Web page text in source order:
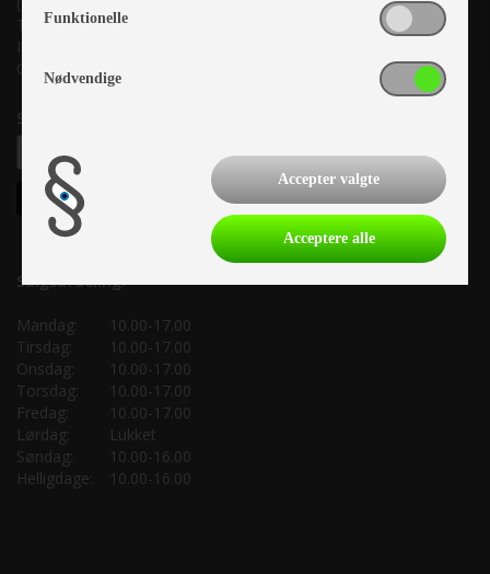
Tlf. +45 87 10 98 70
Info@as-kcc.dk
CVR: 33 38 77 33
Samtykke til nyhedsbrev
Salgsafdeling:
Mandag:
10.00-17.00
Tirsdag:
10.00-17.00
Onsdag:
10.00-17.00
Torsdag:
10.00-17.00
Fredag:
10.00-17.00
Lørdag:
Lukket
Søndag:
10.00-16.00
Helligdage:
10.00-16.00
Funktionelle
Nødvendige
Accepter valgte
Acceptere alle